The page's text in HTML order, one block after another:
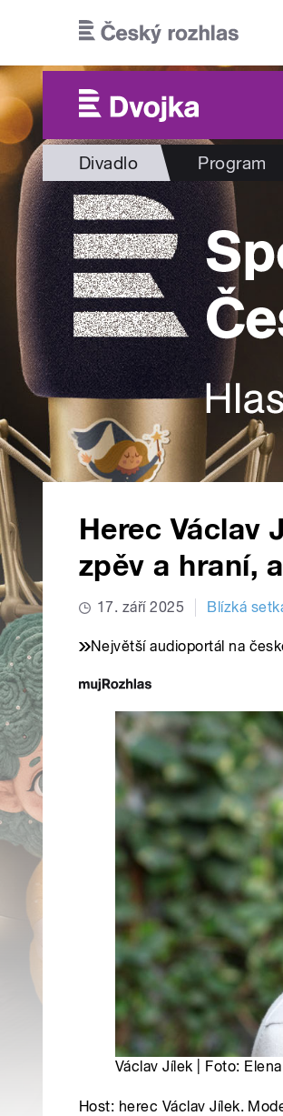
Divadlo Program
Herec Václav
zpěv a hraní,
17. září 2025 Blízká
Největší audioportál na
Václav Jílek | Foto:
Host: herec Václav Jílek.